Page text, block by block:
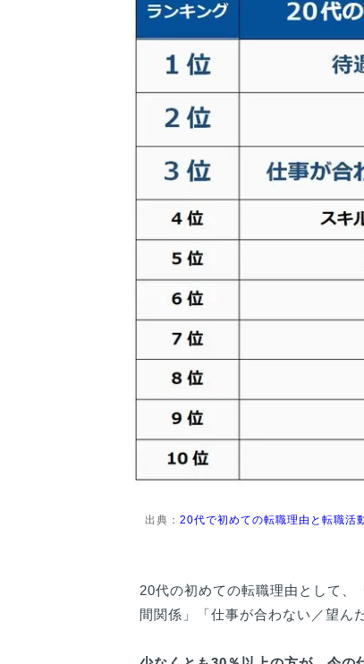
出典： 20代で初めての転職理由と転職活
20代の初めての転職理由として、
間関係」「仕事が合わない／望ん